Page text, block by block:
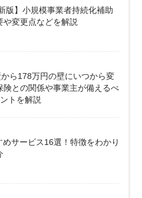
版】小規模事業者持続化補助
や変更点などを解説
ら178万円の壁にいつから変
険との関係や事業主が備えるべ
トを解説
めサービス16選！特徴をわかり